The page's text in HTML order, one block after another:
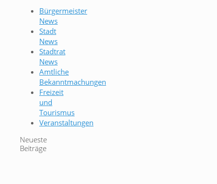
Bürgermeister
News
Stadt
News
Stadtrat
News
Amtliche
Bekanntmachungen
Freizeit
und
Tourismus
Veranstaltungen
Neueste
Beiträge